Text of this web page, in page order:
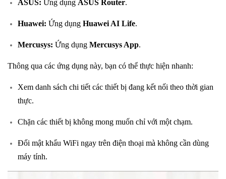
ASUS: Ứng dụng ASUS Router.
Huawei: Ứng dụng Huawei AI Life.
Mercusys: Ứng dụng Mercusys App.
Thông qua các ứng dụng này, bạn có thể thực hiện nhanh:
Xem danh sách chi tiết các thiết bị đang kết nối theo thời gian
thực.
Chặn các thiết bị không mong muốn chỉ với một chạm.
Đổi mật khẩu WiFi ngay trên điện thoại mà không cần dùng
máy tính.